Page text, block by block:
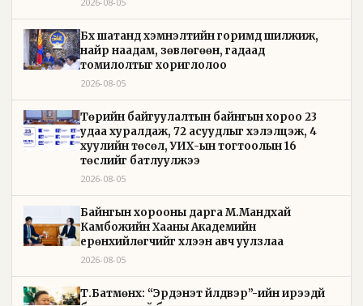
Бүх шатанд хэмнэлтийн горимд шилжиж,
найр наадам, зөвлөгөөн, гадаад
томилолтыг хориглолоо
2026-08-05
Төрийн байгуулалтын байнгын хороо 23
удаа хуралдаж, 72 асуудлыг хэлэлцэж, 4
хуулийн төсөл, УИХ-ын тогтоолын 16
төслийг батлуулжээ
2026-08-05
Байнгын хорооны дарга М.Мандхай
Камбожийн Хааны Академийн
ерөнхийлөгчийг хүлээн авч уулзлаа
2026-08-05
Т.Батмөнх: “Эрдэнэт үйлдвэр”-ийн ирээдүй